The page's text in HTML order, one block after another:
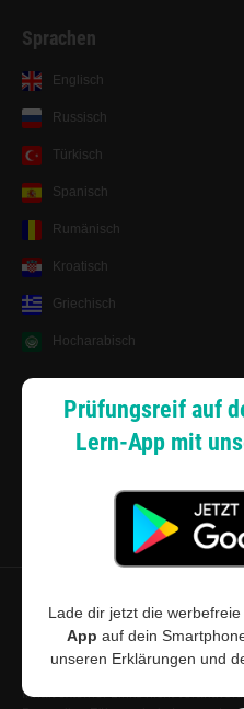
Prüfungsreif auf
Lern-App mit
Lade dir jetzt die werbefreie
App auf dein
unseren Erklärungen und
Sprachen
Englisch
Russisch
Türkisch
Spanisch
Rumänisch
Kroatisch
Griechisch
Hocharabisch
Lernsystem
Android App
· Impressum · Cookie-
Inhalt externer Links nicht